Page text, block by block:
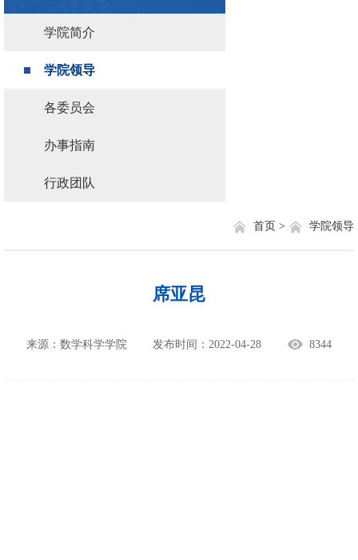
学院简介
学院领导
各委员会
办事指南
行政团队
学院领导
首页 >
席亚昆
来源：数学科学学院 发布时间：2022-04-28 8344